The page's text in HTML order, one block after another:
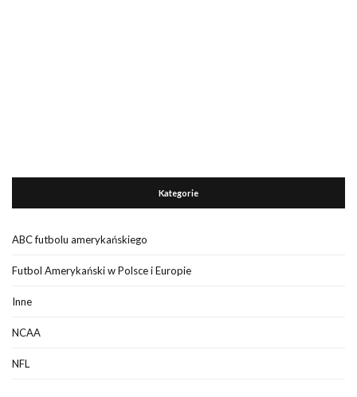
Kategorie
ABC futbolu amerykańskiego
Futbol Amerykański w Polsce i Europie
Inne
NCAA
NFL